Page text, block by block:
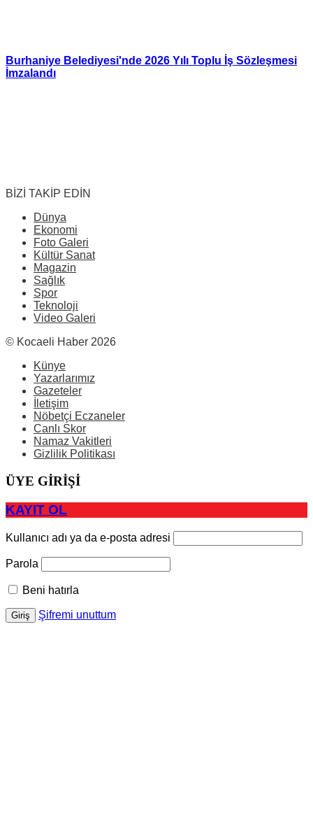
Burhaniye Belediyesi'nde 2026 Yılı Toplu İş Sözleşmesi
İmzalandı
BİZİ TAKİP EDİN
Dünya
Ekonomi
Foto Galeri
Kültür Sanat
Magazin
Sağlık
Spor
Teknoloji
Video Galeri
© Kocaeli Haber 2026
Künye
Yazarlarımız
Gazeteler
İletişim
Nöbetçi Eczaneler
Canlı Skor
Namaz Vakitleri
Gizlilik Politikası
ÜYE GİRİŞİ
KAYIT OL
Kullanıcı adı ya da e-posta adresi
Parola
Beni hatırla
Şifremi unuttum